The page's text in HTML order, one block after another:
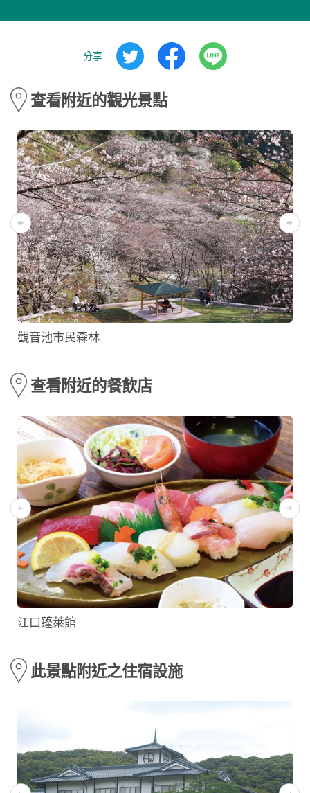
分享
查看附近的觀光景點
觀音池市民森林
查看附近的餐飲店
江口蓬萊館
此景點附近之住宿設施